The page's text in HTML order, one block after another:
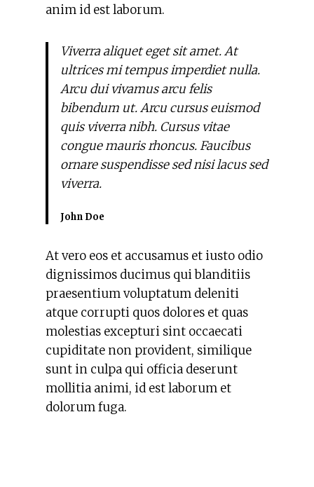
anim id est laborum.
Viverra aliquet eget sit amet. At
ultrices mi tempus imperdiet nulla.
Arcu dui vivamus arcu felis
bibendum ut. Arcu cursus euismod
quis viverra nibh. Cursus vitae
congue mauris rhoncus. Faucibus
ornare suspendisse sed nisi lacus sed
viverra.
John Doe
At vero eos et accusamus et iusto odio
dignissimos ducimus qui blanditiis
praesentium voluptatum deleniti
atque corrupti quos dolores et quas
molestias excepturi sint occaecati
cupiditate non provident, similique
sunt in culpa qui officia deserunt
mollitia animi, id est laborum et
dolorum fuga.